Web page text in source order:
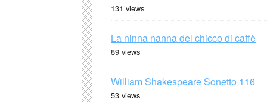
131 views
La ninna nanna del chicco di caffè
89 views
William Shakespeare Sonetto 116
53 views